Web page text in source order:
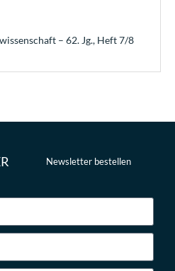
– 62. Jg., Heft 7/8
Newsletter bestellen